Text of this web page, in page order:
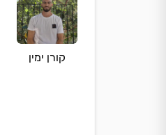
קורן ימין